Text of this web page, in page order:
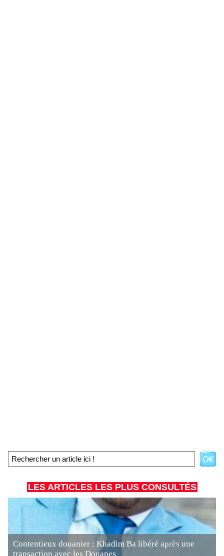
LES ARTICLES LES PLUS CONSULTÉS
Contentieux douanier : Khadim Ba libéré après une
transaction avec les Douanes